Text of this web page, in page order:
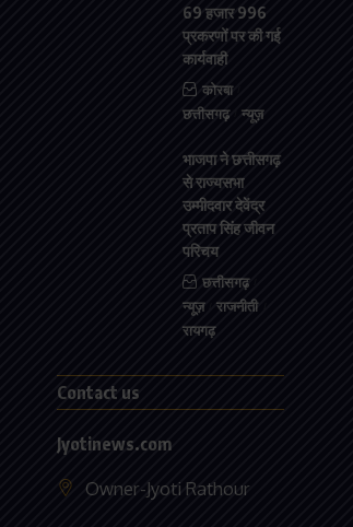
69 हजार 996
प्रकरणों पर की गई
कार्यवाही
कोरबा
छत्तीसगढ़
न्यूज़
भाजपा ने छत्तीसगढ़
से राज्यसभा
उम्मीदवार देवेंद्र
प्रताप सिंह जीवन
परिचय
छत्तीसगढ़
न्यूज़
राजनीती
रायगढ़
Contact us
Jyotinews.com
Owner-Jyoti Rathour